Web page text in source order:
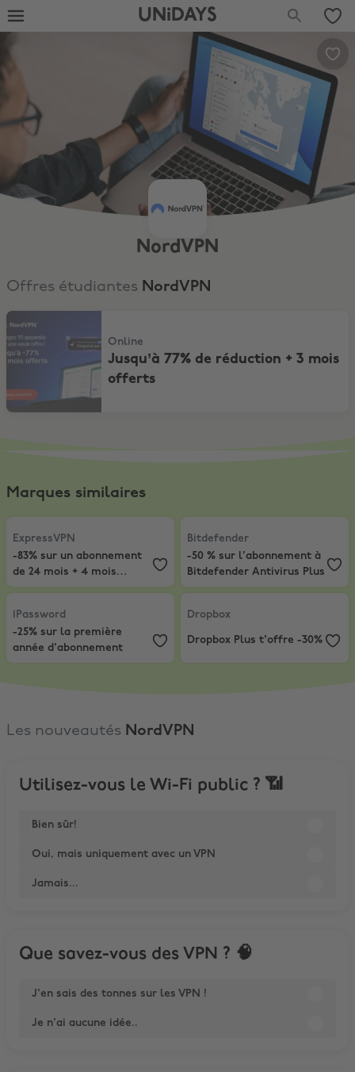
UNiDAYS
NordVPN
Offres étudiantes NordVPN
Jusqu’à 77% de réduction + 3 mois offerts
Online
Jusqu’à 77% de réduction + 3 mois
offerts
Marques similaires
ExpressVPN
-83% sur un abonnement de 24 mois + 4 mois
ExpressVPN
-83% sur un abonnement
de 24 mois + 4 mois
supplémentaire
Bitdefender
-50 % sur
Bitdefender
-50 % sur l'abonnement à
Bitdefender Antivirus Plus
1Password
-25% sur la première année d'abonnement
1Password
-25% sur la première
année d'abonnement
Dropbox
Dropbox Plus t’offre -
Dropbox
Dropbox Plus t’offre -30%
Les nouveautés NordVPN
Utilisez-vous le Wi-Fi public ? 📶
Bien sûr!
Oui, mais uniquement avec un VPN
Jamais...
Que savez-vous des VPN ? 🧠
J'en sais des tonnes sur les VPN !
Je n'ai aucune idée..